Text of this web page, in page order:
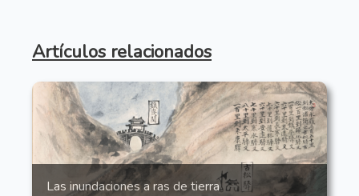
Artículos relacionados
Las inundaciones a ras de tierra